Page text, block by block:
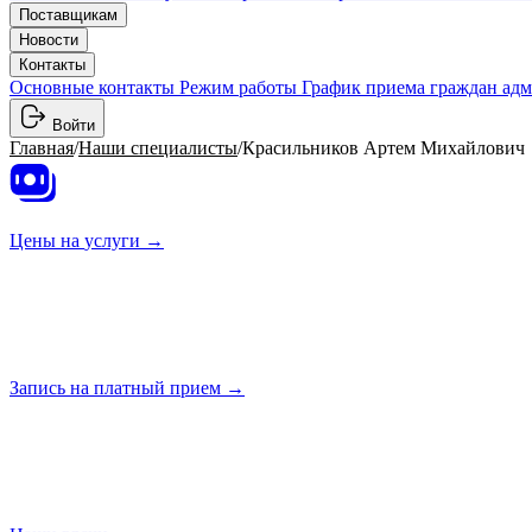
Поставщикам
Новости
Контакты
Основные контакты Режим работы График приема граждан
Войти
Главная/Наши специалисты/Красильников Артем Михайлович
Цены на услуги →
Запись на платный прием →